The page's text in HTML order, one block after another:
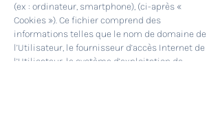
(ex : ordinateur, smartphone), (ci-après «
Cookies »). Ce fichier comprend des
informations telles que le nom de domaine de
l’Utilisateur, le fournisseur d’accès Internet de
l’Utilisateur, le système d’exploitation de